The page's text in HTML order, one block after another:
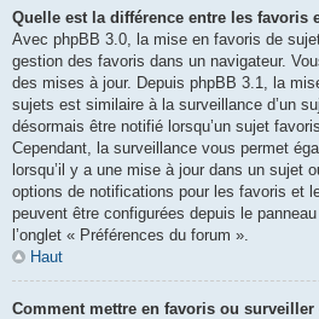
Quelle est la différence entre les favoris
Avec phpBB 3.0, la mise en favoris de
gestion des favoris dans un navigateur.
des mises à jour. Depuis phpBB 3.1, la
sujets est similaire à la surveillance d’un
désormais être notifié lorsqu’un sujet
Cependant, la surveillance vous permet
lorsqu’il y a une mise à jour dans un sujet
options de notifications pour les favoris et
peuvent être configurées depuis le
l’onglet « Préférences du forum ».
Haut
Comment mettre en favoris ou surveiller